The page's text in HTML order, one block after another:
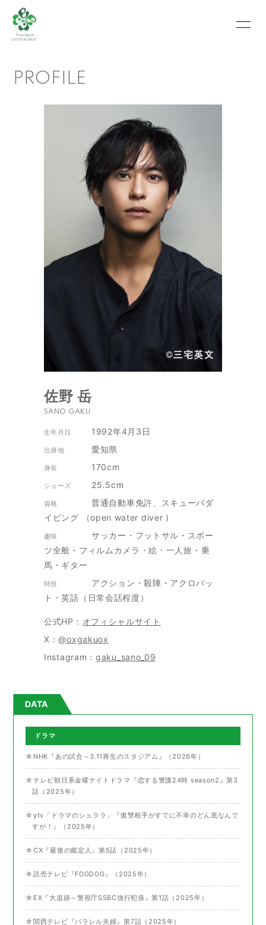
SCHEDULE
BLOG
CONTACT
ログイン
PROFILE
佐野 岳
SANO GAKU
生年月日 1992年4月3日
出身地 愛知県
身長 170cm
シューズ 25.5cm
資格
普通自動車免許、スキューバダ
イビング （open water diver )
趣味
サッカー・フットサル・スポー
ツ全般・フィルムカメラ・絵・一人旅・乗
馬・ギター
特技
アクション・殺陣・アクロバッ
ト・英話（日常会話程度）
公式HP： オフィシャルサイト
X：@oxgakuox
Instagram： gaku_sano_09
DATA
ドラマ
☆NHK『あの試合～3.11再生のスタジアム』（2026年）
☆テレビ朝日系金曜ナイトドラマ『恋する警護24時 season2』第3
話（2025年）
☆ytv「ドラマのシュララ」『復讐相手がすでに不幸のどん底なんで
すが！』（2025年）
☆CX『最後の鑑定人』第5話（2025年）
☆読売テレビ『FOGDOG』（2025年）
☆EX『大追跡～警視庁SSBC強行犯係』第1話（2025年）
☆関西テレビ『パラレル夫婦』第7話（2025年）